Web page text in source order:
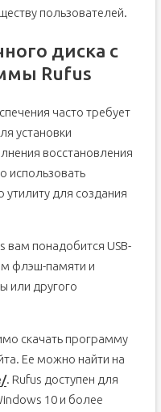
пользователей.
диска с
Rufus
часто требует
установки
восстановления
использовать
для создания
вам понадобится USB-
флэш-памяти и
или другого
скачать программу
Ее можно найти на
. Rufus доступен для
10 и более